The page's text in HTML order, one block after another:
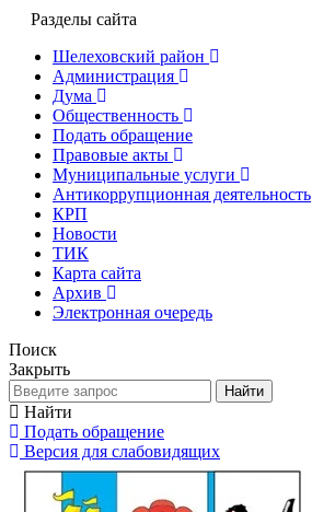
Разделы сайта
Шелеховский район
Администрация
Дума
Общественность
Подать обращение
Правовые акты
Муниципальные услуги
Антикоррупционная деятельность
КРП
Новости
ТИК
Карта сайта
Архив
Электронная очередь
Поиск
Закрыть
Найти
Найти
Подать обращение
Версия для слабовидящих